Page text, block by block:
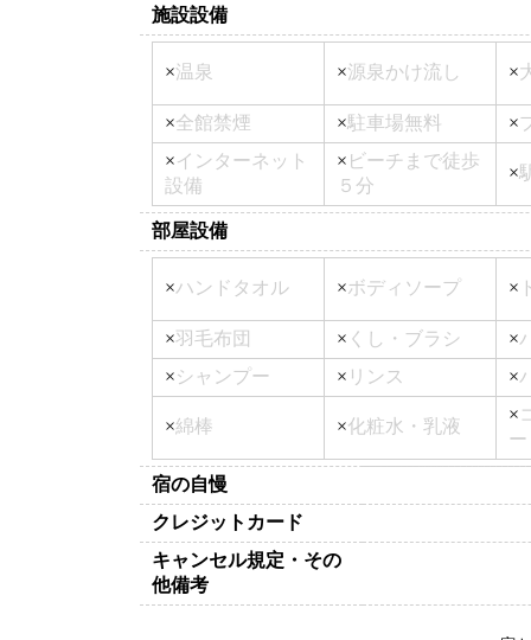
施設設備
×温泉 ×源泉かけ流し ×
×全館禁煙 ×駐車場無料 ×
×インターネット
設備
× ビーチまで徒歩
５分
×
部屋設備
×ハンドタオル ×ボディソープ ×
×羽毛布団 × くし・ブラシ ×
×シャンプー × リンス ×
×綿棒 ×化粧水・乳液
×
ー
宿の自慢
クレジットカード
キャンセル規定・その
他備考